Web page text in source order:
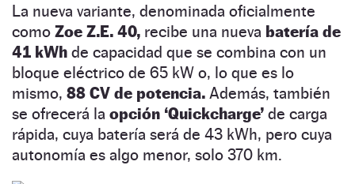
La nueva variante, denominada oficialmente
como Zoe Z.E. 40, recibe una nueva batería de
41 kWh de capacidad que se combina con un
bloque eléctrico de 65 kW o, lo que es lo
mismo, 88 CV de potencia. Además, también
se ofrecerá la opción ‘Quickcharge’ de carga
rápida, cuya batería será de 43 kWh, pero cuya
autonomía es algo menor, solo 370 km.